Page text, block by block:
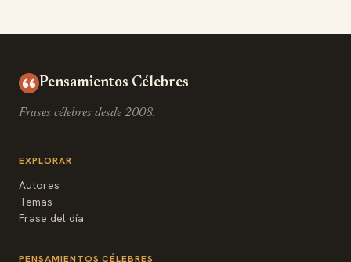
Pensamientos Célebres
Frases célebres desde 2008.
EXPLORAR
Autores
Temas
Frase del día
PENSAMIENTOS CÉLEBRES